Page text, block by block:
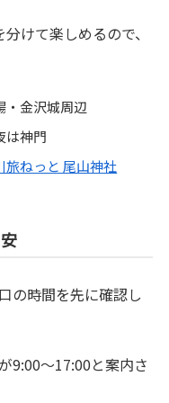
けて楽しめるので、
・金沢城周辺
は神門
旅ねっと 尾山神社
の時間を先に確認し
9:00〜17:00と案内さ